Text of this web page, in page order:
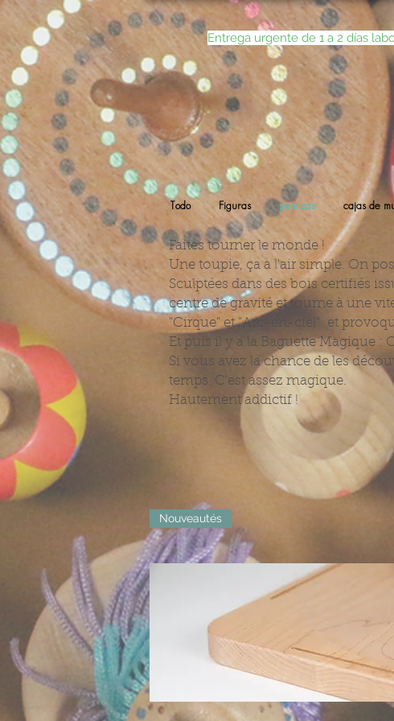
Entrega urgente de 1 a 2 días
Todo Figuras peonzas cajas de
Faites tourner le monde !
Une toupie, ça a l'air simple. On
Sculptées dans des bois certifiés
centre de gravité et tourne à une
"Cirque" et "Arc-en-ciel" et
Et puis il y a la Baguette Magique :
Si vous avez la chance de les
temps. C'est assez magique.
Hautement addictif !
Nouveautés